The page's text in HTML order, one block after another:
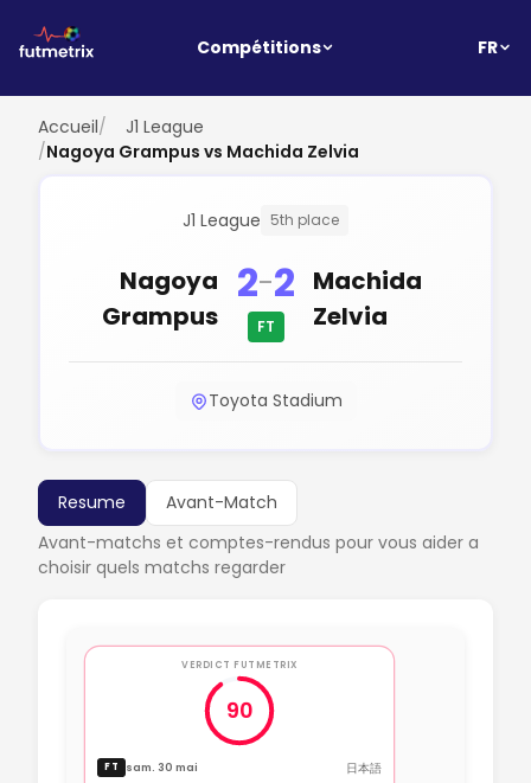
Compétitions FR
Accueil/
J1 League
/Nagoya Grampus vs Machida Zelvia
J1 League 5th place
Nagoya
Grampus
2-2
FT
Machida
Zelvia
Toyota Stadium
Resume
Avant-Match
Avant-matchs et comptes-rendus pour vous aider a
choisir quels matchs regarder
VERDICT FUTMETRIX
90
FT sam. 30 mai
日本語